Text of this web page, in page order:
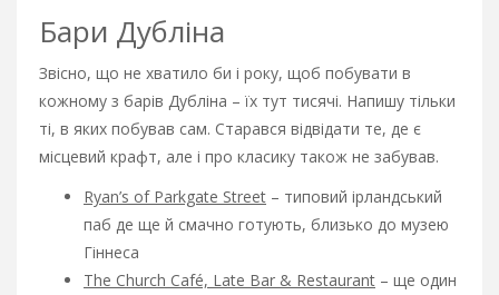
Бари Дубліна
Звісно, що не хватило би і року, щоб побувати в
кожному з барів Дубліна – їх тут тисячі. Напишу тільки
ті, в яких побував сам. Старався відвідати те, де є
місцевий крафт, але і про класику також не забував.
Ryan’s of Parkgate Street – типовий ірландський
паб де ще й смачно готують, близько до музею
Гіннеса
The Church Café, Late Bar & Restaurant – ще один